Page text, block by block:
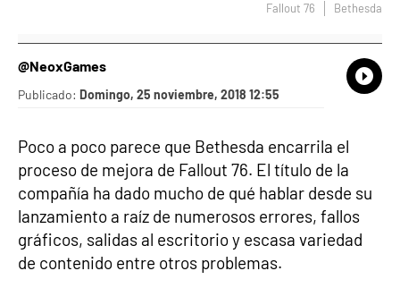
Fallout 76 Bethesda
@NeoxGames
Publicado: Domingo, 25 noviembre, 2018 12:55
Poco a poco parece que Bethesda encarrila el
proceso de mejora de Fallout 76. El título de la
compañía ha dado mucho de qué hablar desde su
lanzamiento a raíz de numerosos errores, fallos
gráficos, salidas al escritorio y escasa variedad
de contenido entre otros problemas.